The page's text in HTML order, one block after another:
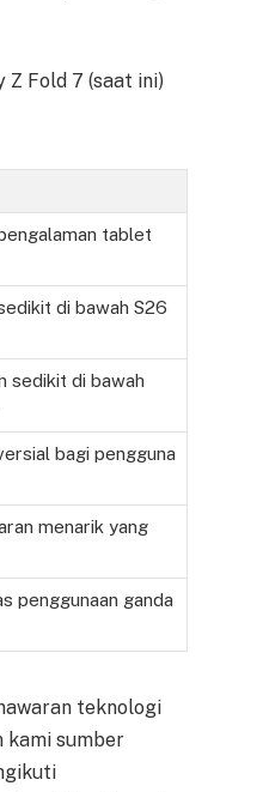
Fold 7 (saat ini)
tablet
di bawah S26
sedikit di bawah
bagi pengguna
menarik yang
penggunaan ganda
teknologi
kami sumber